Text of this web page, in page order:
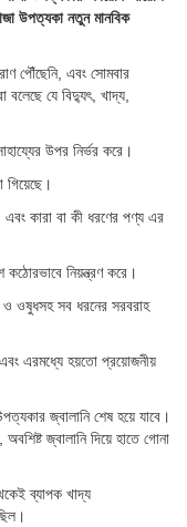
উপত্যকা নতুন মানবিক
পৌঁছেনি, এবং সোমবার
বলেছে যে বিদ্যুৎ, খাদ্য,
উপর নির্ভর করে।
গিয়েছে।
কারা বা কী ধরণের পণ্য এর
কঠোরভাবে নিয়ন্ত্রণ করে।
ও ওষুধসহ সব ধরনের সরবরাহ
এবং এরমধ্যে হয়তো প্রয়োজনীয়
জ্বালানি শেষ হয়ে যাবে।
জ্বালানি দিয়ে হাতে গোনা
ব্যাপক খাদ্য